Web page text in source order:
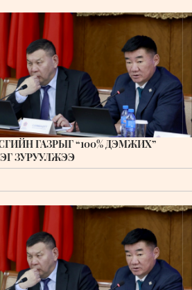
ГАЗРЫГ “100% ДЭМЖИХ”
ЗУРУУЛЖЭЭ